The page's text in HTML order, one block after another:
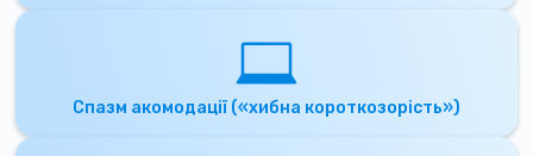
Спазм акомодації («хибна короткозорість»)